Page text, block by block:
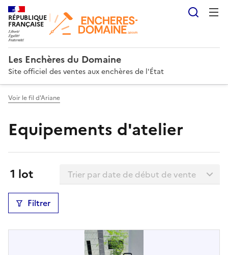
RÉPUBLIQUE
FRANÇAISE
Les Enchères du Domaine
Site officiel des ventes aux enchères de l'État
Voir le fil d'Ariane
Equipements d'atelier
Résultats:
1 lot Trier la liste
Filtrer